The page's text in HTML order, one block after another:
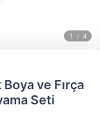
ve Fırça
Seti